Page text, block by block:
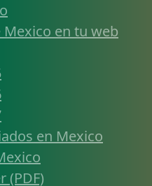
en tu web
en Mexico
(PDF)